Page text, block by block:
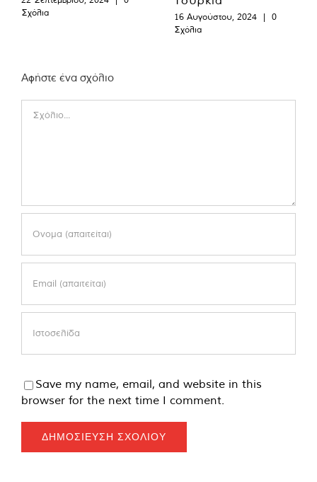
Σχόλια
16 Αυγούστου, 2024 |
0
Σχόλια
Αφήστε ένα σχόλιο
Save my name, email, and website in this
browser for the next time I comment.